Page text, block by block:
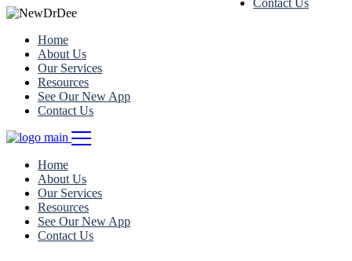
Home
About Us
Our Services
Resources
See Our New App
Contact Us
Contact Us
Home
About Us
Our Services
Resources
See Our New App
Contact Us